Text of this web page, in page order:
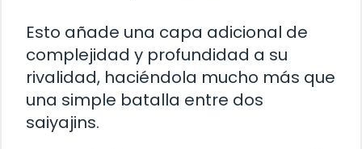
Esto añade una capa adicional de
complejidad y profundidad a su
rivalidad, haciéndola mucho más que
una simple batalla entre dos
saiyajins.